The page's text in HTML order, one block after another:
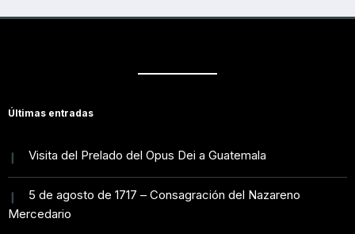
Últimas entradas
Visita del Prelado del Opus Dei a Guatemala
5 de agosto de 1717 – Consagración del Nazareno
Mercedario